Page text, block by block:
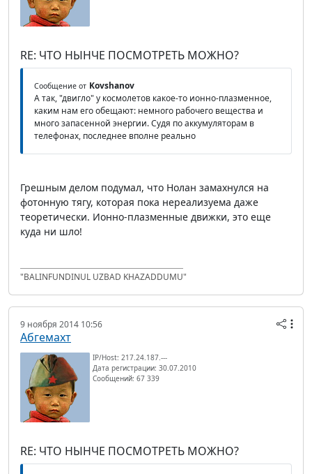
RE: ЧТО НЫНЧЕ ПОСМОТРЕТЬ МОЖНО?
Сообщение от Kovshanov
А так, "двигло" у космолетов какое-то ионно-плазменное,
каким нам его обещают: немного рабочего вещества и
много запасенной энергии. Судя по аккумуляторам в
телефонах, последнее вполне реально
Грешным делом подумал, что Нолан замахнулся на
фотонную тягу, которая пока нереализуема даже
теоретически. Ионно-плазменные движки, это еще
куда ни шло!
"BALINFUNDINUL UZBAD KHAZADDUMU"
9 ноября 2014 10:56
Абгемахт
IP/Host: 217.24.187.---
Дата регистрации: 30.07.2010
Сообщений: 67 339
RE: ЧТО НЫНЧЕ ПОСМОТРЕТЬ МОЖНО?